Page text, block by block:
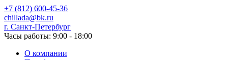
Перейти
к
содержимому
+7 (812) 600-45-36
chillada@bk.ru
г. Санкт-Петербург
Часы работы: 9:00 - 18:00
О компании